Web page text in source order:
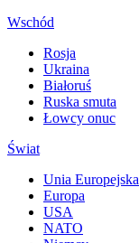
Wschód
Rosja
Ukraina
Białoruś
Ruska smuta
Łowcy onuc
Świat
Unia Europejska
Europa
USA
NATO